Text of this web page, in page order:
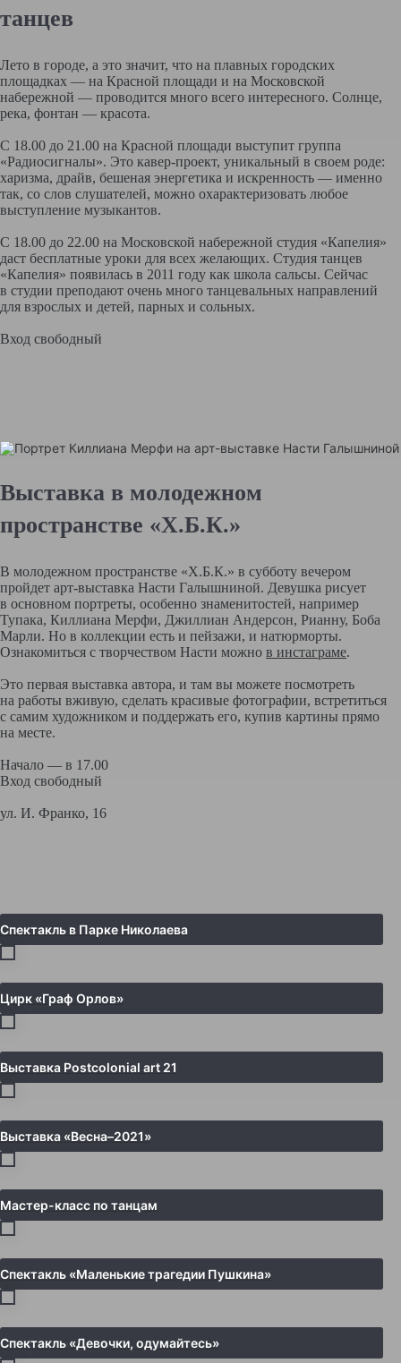
танцев
Лето в городе, а это значит, что на плавных городских
площадках — на Красной площади и на Московской
набережной — проводится много всего интересного. Солнце,
река, фонтан — красота.
С 18.00 до 21.00 на Красной площади выступит группа
«Радиосигналы». Это кавер-проект, уникальный в своем роде:
харизма, драйв, бешеная энергетика и искренность — именно
так, со слов слушателей, можно охарактеризовать любое
выступление музыкантов.
С 18.00 до 22.00 на Московской набережной студия «Капелия»
даст бесплатные уроки для всех желающих. Студия танцев
«Капелия» появилась в 2011 году как школа сальсы. Сейчас
в студии преподают очень много танцевальных направлений
для взрослых и детей, парных и сольных.
Вход свободный
Выставка в молодежном
пространстве «Х.Б.К.»
В молодежном пространстве «Х.Б.К.» в субботу вечером
пройдет арт-выставка Насти Галышниной. Девушка рисует
в основном портреты, особенно знаменитостей, например
Тупака, Киллиана Мерфи, Джиллиан Андерсон, Рианну, Боба
Марли. Но в коллекции есть и пейзажи, и натюрморты.
Ознакомиться с творчеством Насти можно в инстаграме.
Это первая выставка автора, и там вы можете посмотреть
на работы вживую, сделать красивые фотографии, встретиться
с самим художником и поддержать его, купив картины прямо
на месте.
Начало — в 17.00
Вход свободный
ул. И. Франко, 16
Спектакль в Парке Николаева
Цирк «Граф Орлов»
Выставка Postcolonial art 21
Выставка «Весна–2021»
Мастер-класс по танцам
Спектакль «Маленькие трагедии Пушкина»
Спектакль «Девочки, одумайтесь»